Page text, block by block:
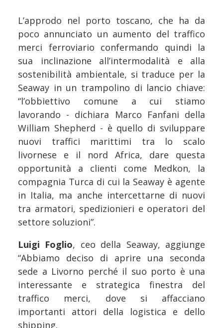
L’approdo nel porto toscano, che ha da
poco annunciato un aumento del traffico
merci ferroviario confermando quindi la
sua inclinazione all’intermodalità e alla
sostenibilità ambientale, si traduce per la
Seaway in un trampolino di lancio chiave:
“l’obbiettivo comune a cui stiamo
lavorando - dichiara Marco Fanfani della
William Shepherd - è quello di sviluppare
nuovi traffici marittimi tra lo scalo
livornese e il nord Africa, dare questa
opportunità a clienti come Medkon, la
compagnia Turca di cui la Seaway è agente
in Italia, ma anche intercettarne di nuovi
tra armatori, spedizionieri e operatori del
settore soluzioni”.
Luigi Foglio, ceo della Seaway, aggiunge
“Abbiamo deciso di aprire una seconda
sede a Livorno perché il suo porto è una
interessante e strategica finestra del
traffico merci, dove si affacciano
importanti attori della logistica e dello
shipping.